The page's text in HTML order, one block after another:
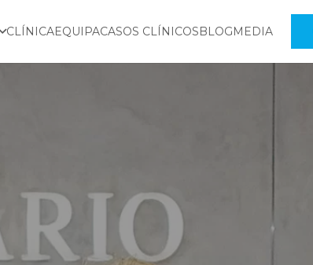
CLÍNICAEQUIPACASOS CLÍNICOSBLOGMEDIA